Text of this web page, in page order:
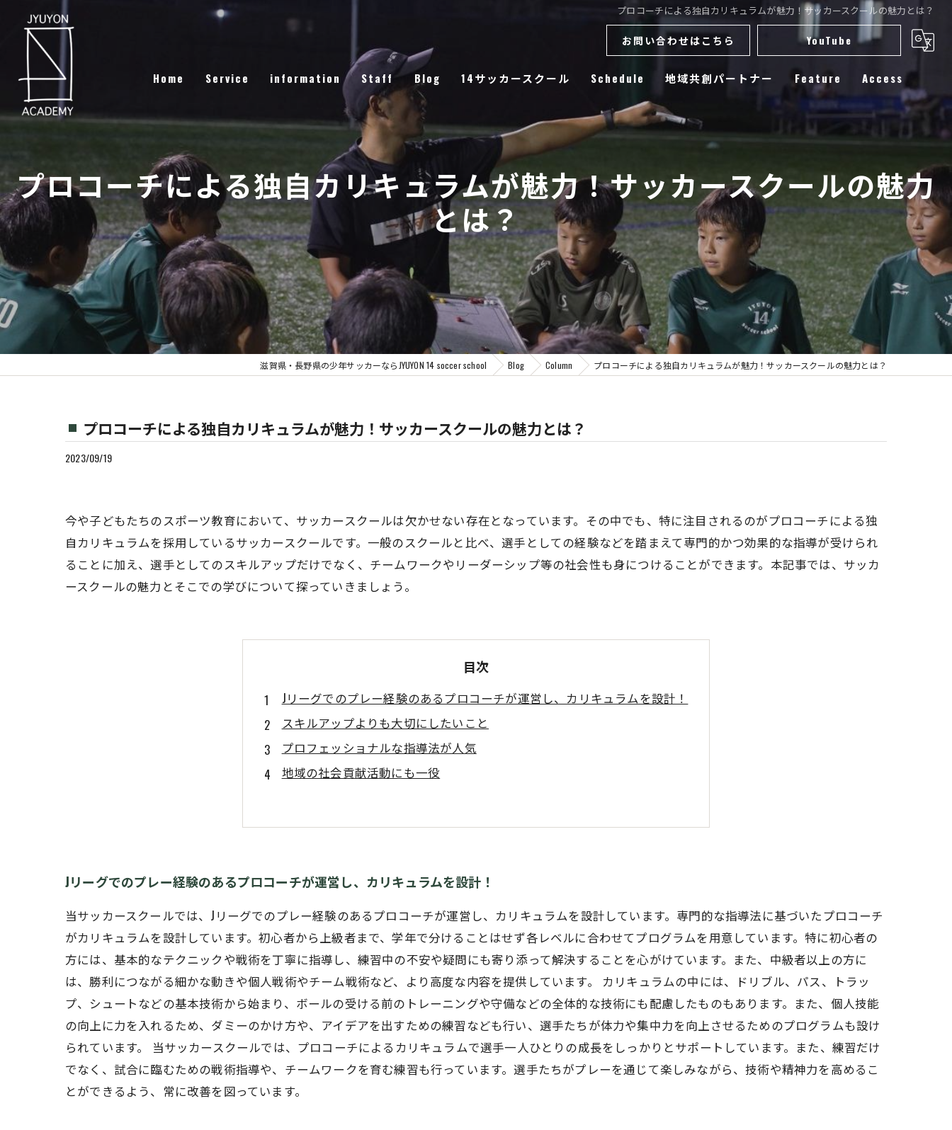
プロコーチによる独自カリキュラムが魅力！サッカースクールの魅力とは？
お問い合わせはこちら YouTube
Home Service information Staff Blog
Column
14サッカースクール Schedule 地域共創パートナー Feature
スクール
練習
Access
プロコーチによる独自カリキュラムが魅力！サッカースクールの魅力
とは？
滋賀県・長野県の少年サッカーならJYUYON 14 soccer school Blog Column プロコーチによる独自カリキュラムが魅力！サッカースクールの魅力とは？
プロコーチによる独自カリキュラムが魅力！サッカースクールの魅力とは？
2023/09/19
今や子どもたちのスポーツ教育において、サッカースクールは欠かせない存在となっています。その中でも、特に注目されるのがプロコーチによる独
自カリキュラムを採用しているサッカースクールです。一般のスクールと比べ、選手としての経験などを踏まえて専門的かつ効果的な指導が受けられ
ることに加え、選手としてのスキルアップだけでなく、チームワークやリーダーシップ等の社会性も身につけることができます。本記事では、サッカ
ースクールの魅力とそこでの学びについて探っていきましょう。
目次
Jリーグでのプレー経験のあるプロコーチが運営し、カリキュラムを設計！
スキルアップよりも大切にしたいこと
プロフェッショナルな指導法が人気
地域の社会貢献活動にも一役
Jリーグでのプレー経験のあるプロコーチが運営し、カリキュラムを設計！
当サッカースクールでは、Jリーグでのプレー経験のあるプロコーチが運営し、カリキュラムを設計しています。専門的な指導法に基づいたプロコーチ
がカリキュラムを設計しています。初心者から上級者まで、学年で分けることはせず各レベルに合わせてプログラムを用意しています。特に初心者の
方には、基本的なテクニックや戦術を丁寧に指導し、練習中の不安や疑問にも寄り添って解決することを心がけています。また、中級者以上の方に
は、勝利につながる細かな動きや個人戦術やチーム戦術など、より高度な内容を提供しています。 カリキュラムの中には、ドリブル、パス、トラッ
プ、シュートなどの基本技術から始まり、ボールの受ける前のトレーニングや守備などの全体的な技術にも配慮したものもあります。また、個人技能
の向上に力を入れるため、ダミーのかけ方や、アイデアを出すための練習なども行い、選手たちが体力や集中力を向上させるためのプログラムも設け
られています。 当サッカースクールでは、プロコーチによるカリキュラムで選手一人ひとりの成長をしっかりとサポートしています。また、練習だけ
でなく、試合に臨むための戦術指導や、チームワークを育む練習も行っています。選手たちがプレーを通じて楽しみながら、技術や精神力を高めるこ
とができるよう、常に改善を図っています。